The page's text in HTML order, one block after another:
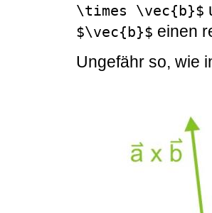
\times \vec{b}$
$\vec{b}$ einen
Ungefähr so, wie